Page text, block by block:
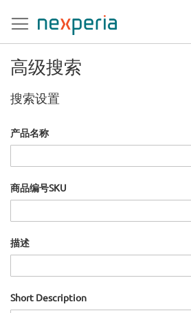
到
内
容
高级搜索
搜索设置
产品名称
商品编号SKU
描述
Short Description